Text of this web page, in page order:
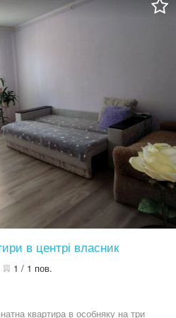
для комфортного життя.
домовимось про огляд
в центрі власник
1 / 1 пов.
квартира в особняку на три